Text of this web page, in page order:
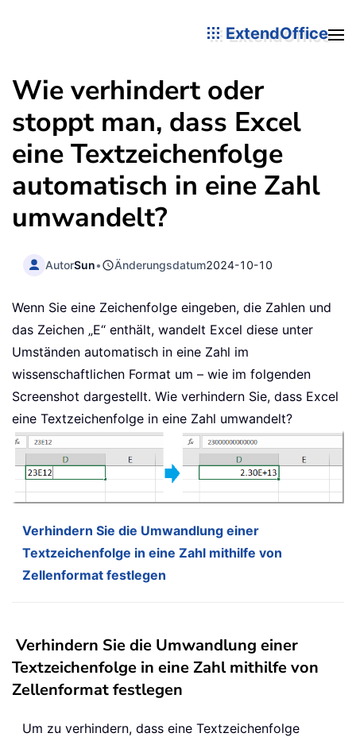
ExtendOffice
Wie verhindert oder
stoppt man, dass Excel
eine Textzeichenfolge
automatisch in eine Zahl
umwandelt?
AutorSun• Änderungsdatum2024-10-10
Wenn Sie eine Zeichenfolge eingeben, die Zahlen und
das Zeichen „E“ enthält, wandelt Excel diese unter
Umständen automatisch in eine Zahl im
wissenschaftlichen Format um – wie im folgenden
Screenshot dargestellt. Wie verhindern Sie, dass Excel
eine Textzeichenfolge in eine Zahl umwandelt?
Verhindern Sie die Umwandlung einer
Textzeichenfolge in eine Zahl mithilfe von
Zellenformat festlegen
Verhindern Sie die Umwandlung einer
Textzeichenfolge in eine Zahl mithilfe von
Zellenformat festlegen
Um zu verhindern, dass eine Textzeichenfolge